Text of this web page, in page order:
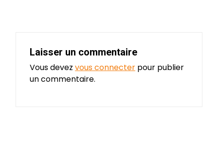
Laisser un commentaire
Vous devez vous connecter pour publier
un commentaire.